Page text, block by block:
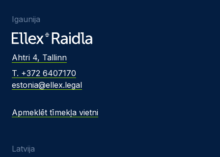
Igaunija
Ahtri 4, Tallinn
T. +372 6407170
estonia@ellex.legal
Apmeklēt tīmekļa vietni
Latvija